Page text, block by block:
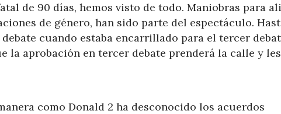
de 90 días, hemos visto de todo. Maniobras para
de género, han sido parte del espectáculo.
cuando estaba encarrillado para el tercer
la aprobación en tercer debate prenderá la calle y les
como Donald 2 ha desconocido los acuerdos